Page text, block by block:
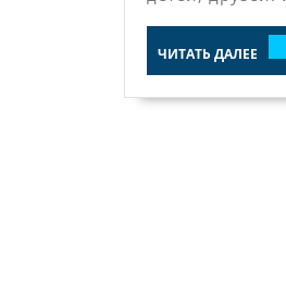
ЧИТАТЬ ДАЛЕЕ